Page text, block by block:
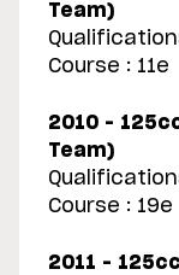
Team)
Course : 11e
2010 –
Team)
Course : 19e
2011 –